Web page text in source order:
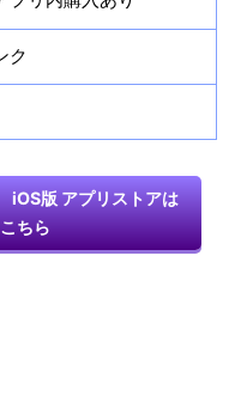
ク
iOS版 アプリストアは
こちら